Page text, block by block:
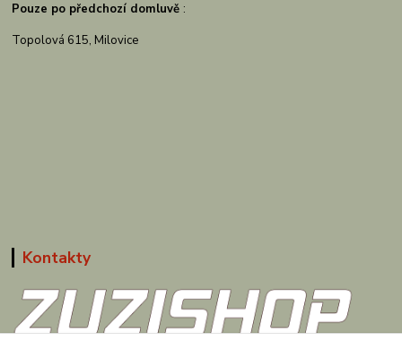
Pouze po předchozí domluvě :
Topolová 615, Milovice
Kontakty